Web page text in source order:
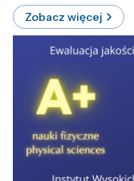
Zobacz więcej